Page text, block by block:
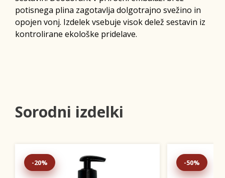
potisnega plina zagotavlja dolgotrajno svežino in
opojen vonj. Izdelek vsebuje visok delež sestavin iz
kontrolirane ekološke pridelave.
Sorodni izdelki
-20% -50%